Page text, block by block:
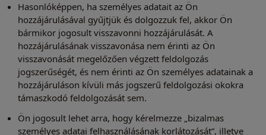
Hasonlóképpen, ha személyes adatait az Ön
hozzájárulásával gyűjtjük és dolgozzuk fel, akkor Ön
bármikor jogosult visszavonni hozzájárulását. A
hozzájárulásának visszavonása nem érinti az Ön
visszavonását megelőzően végzett feldolgozás
jogszerűségét, és nem érinti az Ön személyes adatainak a
hozzájáruláson kívüli más jogszerű feldolgozási okokra
támaszkodó feldolgozását sem.
Ön jogosult lehet arra, hogy kérelmezze „bizalmas
személyes adatai felhasználásának korlátozását”, illetve